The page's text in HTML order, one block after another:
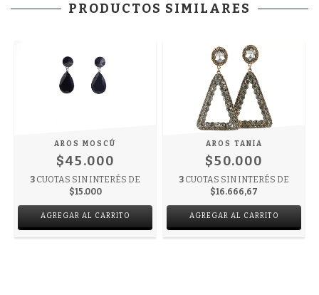
PRODUCTOS SIMILARES
AROS MOSCÚ
$45.000
3 CUOTAS SIN INTERÉS DE
$15.000
AGREGAR AL CARRITO
AROS TANIA
$50.000
3 CUOTAS SIN INTERÉS DE
$16.666,67
AGREGAR AL CARRITO